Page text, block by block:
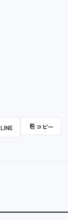
LINE ⎘ コピー